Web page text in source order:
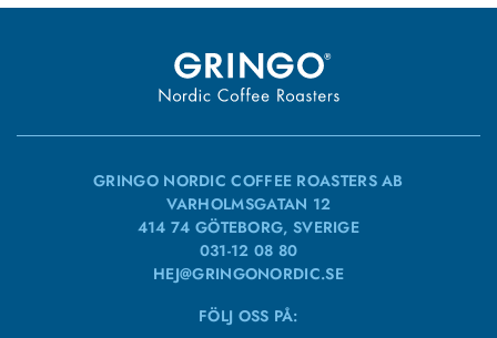
GRINGO NORDIC COFFEE ROASTERS AB
VARHOLMSGATAN 12
414 74 GÖTEBORG, SVERIGE
031-12 08 80
HEJ@GRINGONORDIC.SE
FÖLJ OSS PÅ: